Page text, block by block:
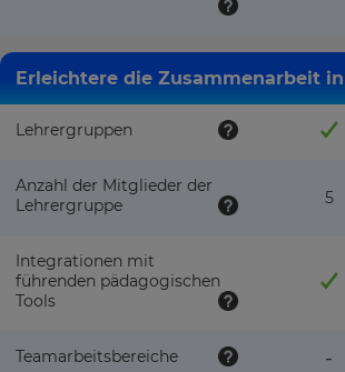
Erleichtere die Zusammenarbeit
Lehrergruppen
Anzahl der Mitglieder der
Lehrergruppe
5
Integrationen mit
führenden pädagogischen
Tools
Teamarbeitsbereiche -